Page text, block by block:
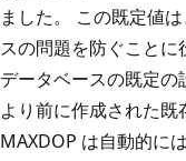
ました。 この既定値
スの問題を防ぐこと
データベースの既定の
より前に作成された既
MAXDOP は自動的に